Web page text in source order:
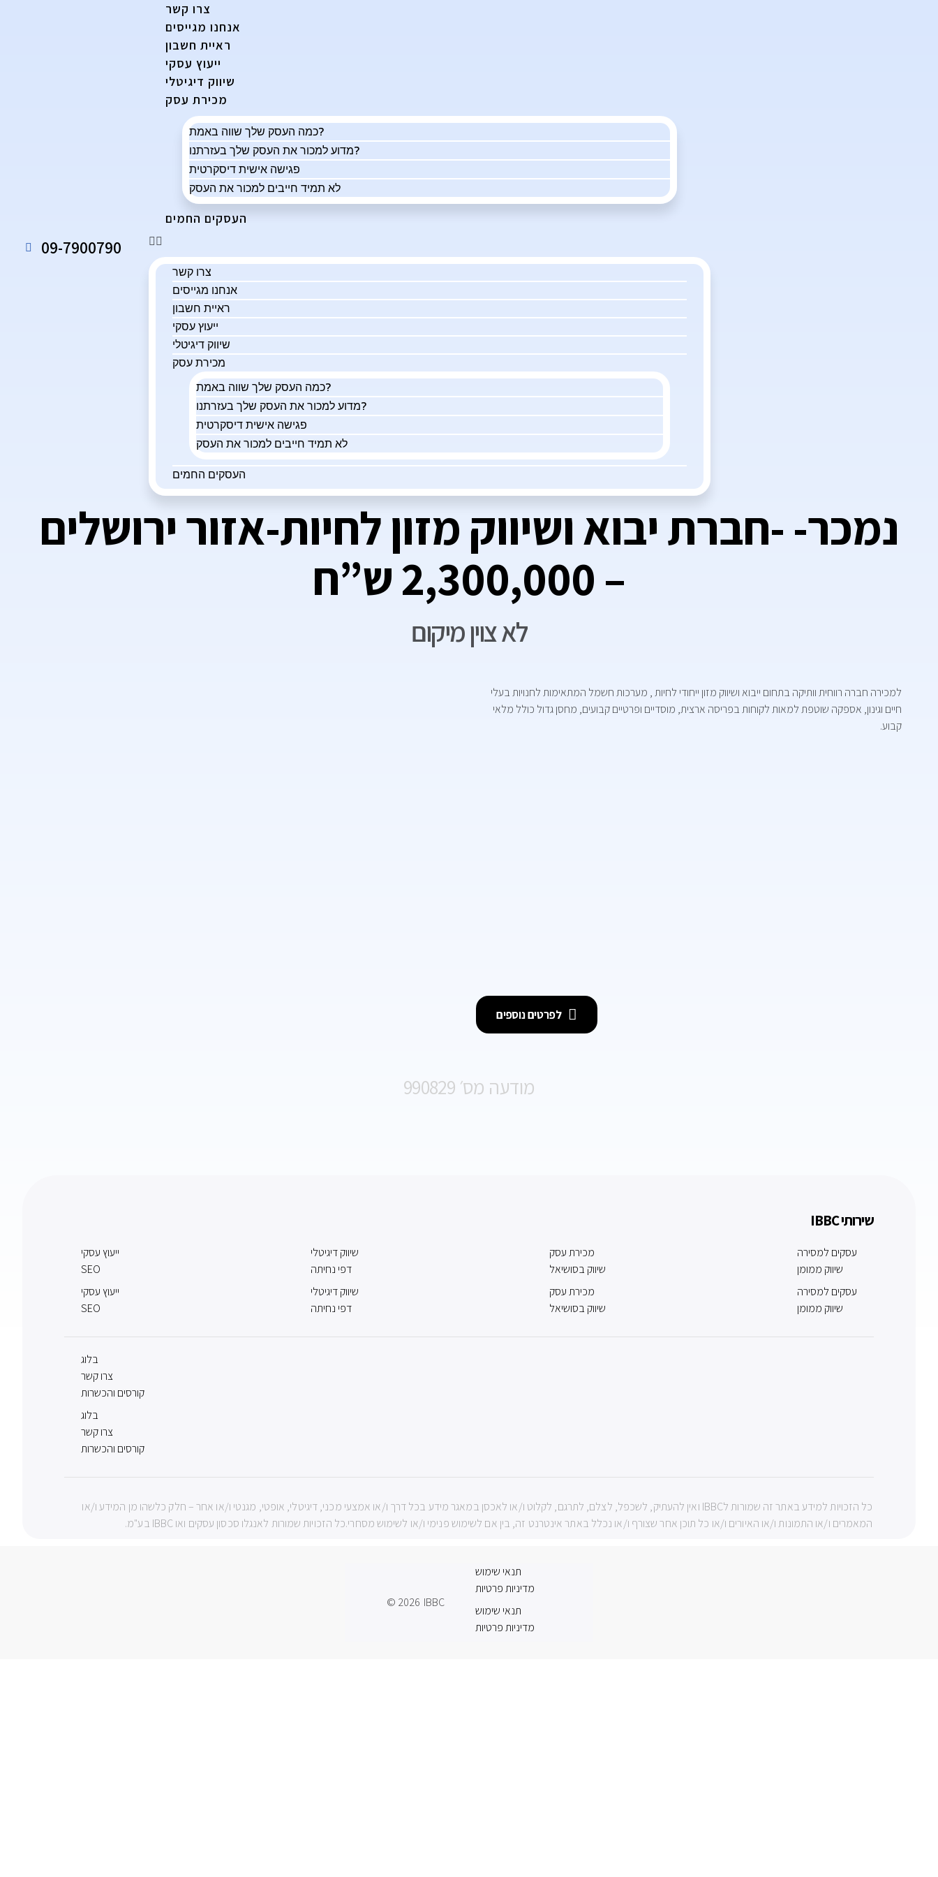
09-7900790
צרו קשר
אנחנו מגייסים
ראיית חשבון
ייעוץ עסקי
שיווק דיגיטלי
מכירת עסק
כמה העסק שלך שווה באמת?
מדוע למכור את העסק שלך בעזרתנו?
פגישה אישית דיסקרטית
לא תמיד חייבים למכור את העסק
העסקים החמים
צרו קשר
אנחנו מגייסים
ראיית חשבון
ייעוץ עסקי
שיווק דיגיטלי
מכירת עסק
כמה העסק שלך שווה באמת?
מדוע למכור את העסק שלך בעזרתנו?
פגישה אישית דיסקרטית
לא תמיד חייבים למכור את העסק
העסקים החמים
נמכר- -חברת יבוא ושיווק מזון לחיות-אזור ירושלים
– 2,300,000 ש”ח
לא צוין מיקום
למכירה חברה רווחית וותיקה בתחום ייבוא ושיווק מזון ייחודי לחיות , מערכות חשמל המתאימות לחנויות בעלי
חיים וגינון, אספקה שוטפת למאות לקוחות בפריסה ארצית, מוסדיים ופרטיים קבועים, מחסן גדול כולל מלאי
קבוע.
לפרטים נוספים
מודעה מס׳ 990829
שירותי IBBC
ייעוץ עסקי
SEO
ייעוץ עסקי
SEO
שיווק דיגיטלי
דפי נחיתה
שיווק דיגיטלי
דפי נחיתה
מכירת עסק
שיווק בסושיאל
מכירת עסק
שיווק בסושיאל
עסקים למסירה
שיווק ממומן
עסקים למסירה
שיווק ממומן
בלוג
צרו קשר
קורסים והכשרות
בלוג
צרו קשר
קורסים והכשרות
כל הזכויות למידע באתר זה שמורות לIBBC ואין להעתיק, לשכפל, לצלם, לתרגם, לקלוט ו/או לאכסן במאגר מידע בכל דרך ו/או אמצעי מכני, דיגיטלי, אופטי, מגנטי ו/או אחר – חלק כלשהו מן המידע ו/או
המאמרים ו/או התמונות ו/או האיורים ו/או כל תוכן אחר שצורף ו/או נכלל באתר אינטרנט זה, בין אם לשימוש פנימי ו/או לשימוש מסחרי.כל הזכויות שמורות לאנגלו סכסון עסקים ואו IBBC בע"מ.
© 2026 IBBC
תנאי שימוש
מדיניות פרטיות
תנאי שימוש
מדיניות פרטיות